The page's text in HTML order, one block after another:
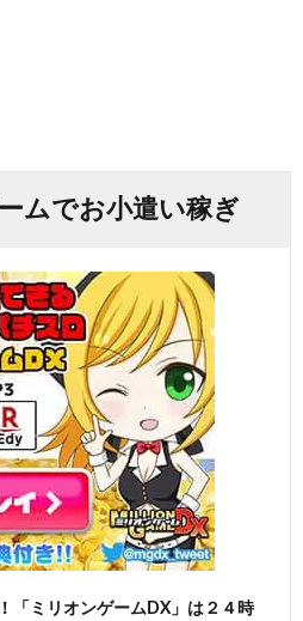
ムでお小遣い稼ぎ
「ミリオンゲームDX」は２４時